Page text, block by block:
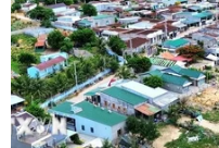
06/08/2026 09:00
Dự án mở rộng đường
tăng kết nối khu vực